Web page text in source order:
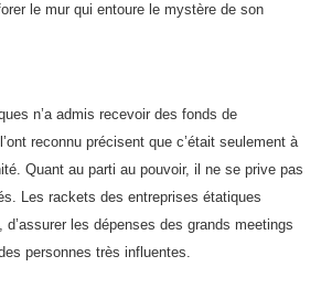
le mur qui entoure le mystère de son
n’a admis recevoir des fonds de
reconnu précisent que c’était seulement à
Quant au parti au pouvoir, il ne se prive pas
Les rackets des entreprises étatiques
les dépenses des grands meetings
personnes très influentes.